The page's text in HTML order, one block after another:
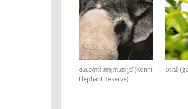
കോന്നി ആനക്കൂട് (Konni
Elephant Reserve)
ഗവി